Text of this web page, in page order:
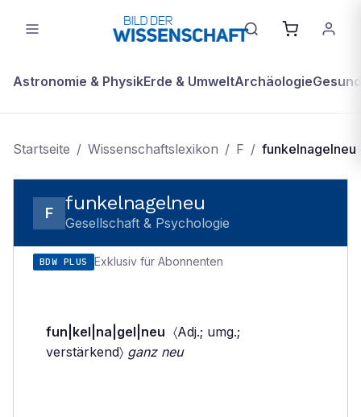
Astronomie & PhysikErde & UmweltArchäologie
Startseite / Wissenschaftslexikon / F / funkelnagelneu
F funkelnagelneu
Gesellschaft & Psychologie
BDW PLUS Exklusiv für Abonnenten
fun|kel|na|gel|neu 〈Adj.; umg.;
verstärkend〉 ganz neu